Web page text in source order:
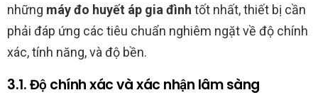
những máy đo huyết áp gia đình tốt nhất, thiết bị cần
phải đáp ứng các tiêu chuẩn nghiêm ngặt về độ chính
xác, tính năng, và độ bền.
3.1. Độ chính xác và xác nhận lâm sàng